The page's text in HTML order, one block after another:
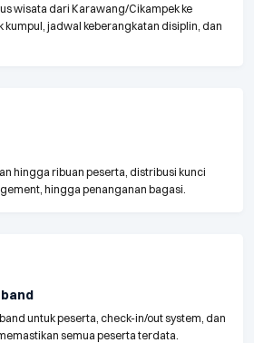
wisata dari Karawang/Cikampek ke
kumpul, jadwal keberangkatan disiplin, dan
hingga ribuan peserta, distribusi kunci
hingga penanganan bagasi.
untuk peserta, check-in/out system, dan
semua peserta terdata.